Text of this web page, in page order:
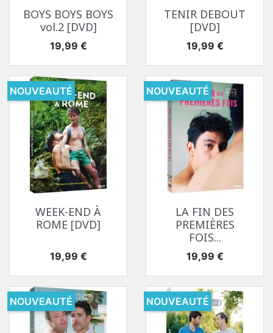
BOYS BOYS BOYS
vol.2 [DVD]
Prix
19,99 €
TENIR DEBOUT
[DVD]
Prix
19,99 €
WEEK-END À
ROME [DVD]
Prix
19,99 €
NOUVEAUTÉ
LA FIN DES
PREMIÈRES
FOIS...
Prix
19,99 €
NOUVEAUTÉ
NOUVEAUTÉ NOUVEAUTÉ